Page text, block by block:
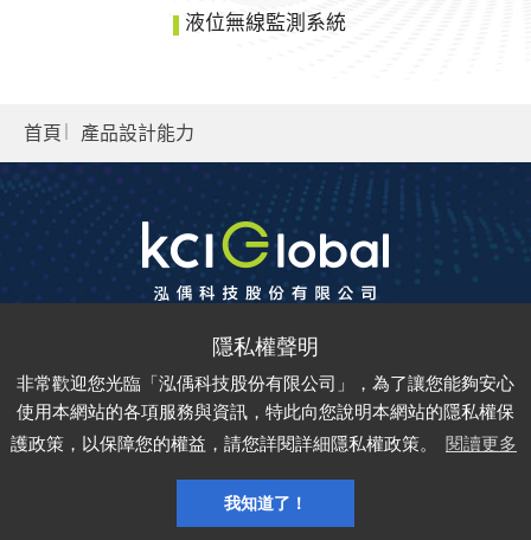
非常歡迎您光臨「泓偊科技股份有限公司」，為了讓您能夠安心
使用本網站的各項服務與資訊，特此向您說明本網站的隱私權保
護政策，以保障您的權益，請您詳閱詳細隱私權政策。
閱讀更多
我知道了！
液位無線監測系統
首頁 產品設計能力
302042 新竹縣竹北市嘉豐三街38號
TEL：03-6688-685 FAX：03-6688-675
Copyright © kci-global All rights reserved.
Sitemap Design by